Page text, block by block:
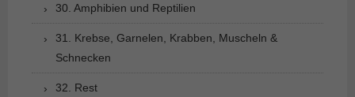
30. Amphibien und Reptilien
31. Krebse, Garnelen, Krabben, Muscheln &
Schnecken
32. Rest